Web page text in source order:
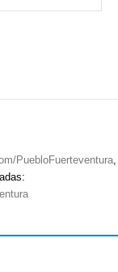
PuebloFuerteventura